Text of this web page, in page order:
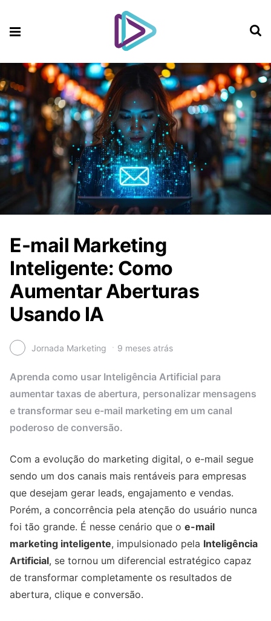
E-mail Marketing
Inteligente: Como
Aumentar Aberturas
Usando IA
Jornada Marketing 9 meses atrás
Aprenda como usar Inteligência Artificial para
aumentar taxas de abertura, personalizar mensagens
e transformar seu e-mail marketing em um canal
poderoso de conversão.
Com a evolução do marketing digital, o e-mail segue
sendo um dos canais mais rentáveis para empresas
que desejam gerar leads, engajamento e vendas.
Porém, a concorrência pela atenção do usuário nunca
foi tão grande. É nesse cenário que o e-mail
marketing inteligente, impulsionado pela Inteligência
Artificial, se tornou um diferencial estratégico capaz
de transformar completamente os resultados de
abertura, clique e conversão.